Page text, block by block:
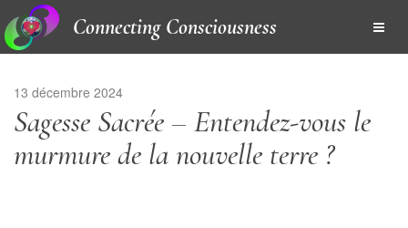
Connecting Consciousness
13 décembre 2024
Sagesse Sacrée – Entendez-vous le
murmure de la nouvelle terre ?